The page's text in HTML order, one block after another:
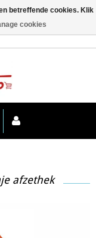
afzethek
betreffende cookies. Klik
cookies